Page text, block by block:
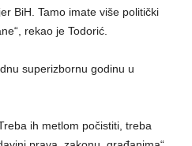
BiH. Tamo imate više politički
rekao je Todorić.
superizbornu godinu u
ih metlom počistiti, treba